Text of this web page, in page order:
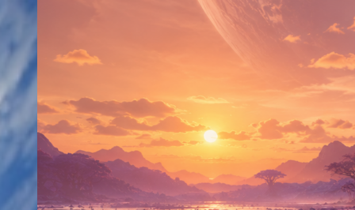
content